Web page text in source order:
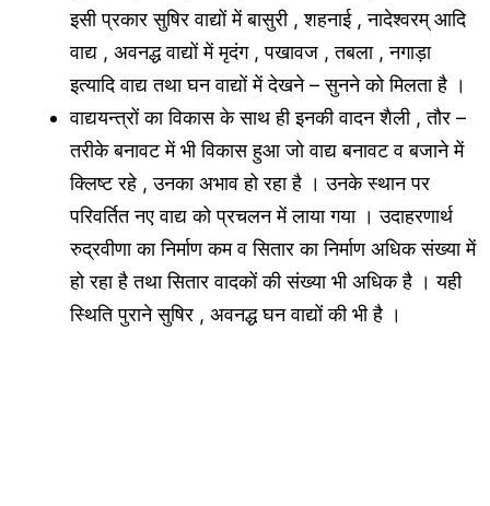
इसी प्रकार सुषिर वाद्यों में बासुरी , शहनाई , नादेश्वरम् आदि
वाद्य , अवनद्ध वाद्यों में मृदंग , पखावज , तबला , नगाड़ा
इत्यादि वाद्य तथा घन वाद्यों में देखने – सुनने को मिलता है ।
वाद्ययन्त्रों का विकास के साथ ही इनकी वादन शैली , तौर –
तरीके बनावट में भी विकास हुआ जो वाद्य बनावट व बजाने में
क्लिष्ट रहे , उनका अभाव हो रहा है । उनके स्थान पर
परिवर्तित नए वाद्य को प्रचलन में लाया गया । उदाहरणार्थ
रुद्रवीणा का निर्माण कम व सितार का निर्माण अधिक संख्या में
हो रहा है तथा सितार वादकों की संख्या भी अधिक है । यही
स्थिति पुराने सुषिर , अवनद्ध घन वाद्यों की भी है ।